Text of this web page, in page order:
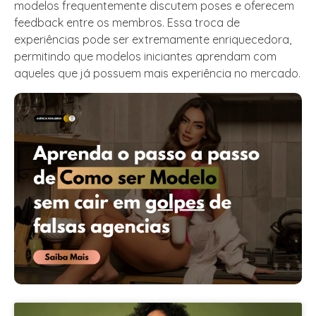
modelos frequentemente discutem poses e oferecem
feedback entre os membros. Essa troca de
experiências pode ser extremamente enriquecedora,
permitindo que modelos iniciantes aprendam com
aqueles que já possuem mais experiência no mercado.